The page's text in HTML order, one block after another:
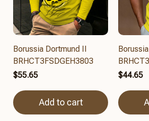
Borussia Dortmund II
BRHCT3FSDGEH3803
$55.65
Add to cart
$44.65